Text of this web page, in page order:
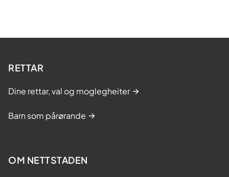
RETTAR
Dine rettar, val og moglegheiter
Barn som pårørande
OM NETTSTADEN